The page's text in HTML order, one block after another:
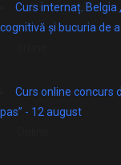
Curs internaț. Belgia
cognitivă și bucuria de
Curs online concurs
pas” - 12 august